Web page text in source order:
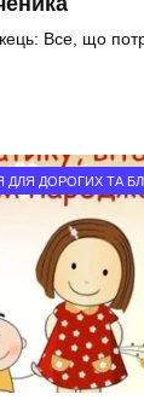
Все, що
ДЛЯ ДОРОГИХ ТА